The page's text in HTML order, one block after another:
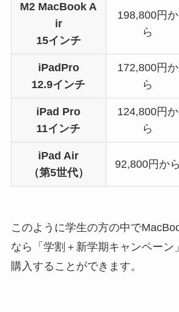
M2 MacBook A
ir
15インチ
198,800円か
ら
iPadPro
12.9インチ
172,800円か
ら
iPad Pro
11インチ
124,800円か
ら
iPad Air
（第5世代）
92,800円から
このように学生の方の中で
なら「学割＋新学期キャンペーン
購入することができます。